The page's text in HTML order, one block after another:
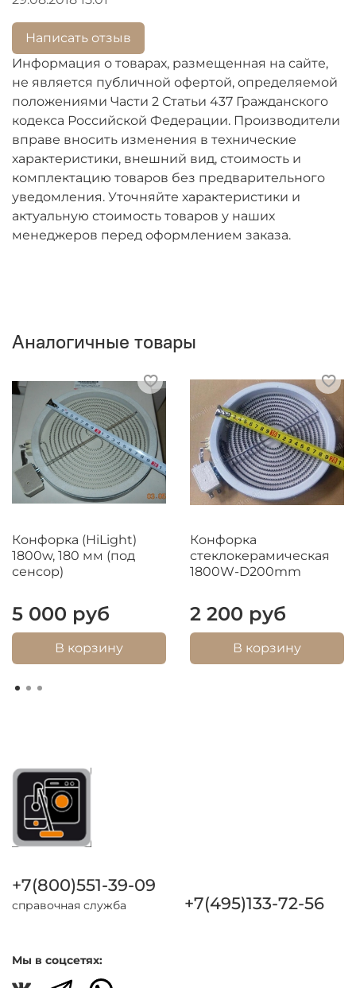
строку "модель".
Перед оформлением заказа, убедитесь,
пожалуйста, что не работает именно конфорка, а
не регулятор мощности.
Написать отзыв
Информация о товарах, размещенная на сайте,
не является публичной офертой, определяемой
положениями Части 2 Статьи 437 Гражданского
кодекса Российской Федерации. Производители
вправе вносить изменения в технические
характеристики, внешний вид, стоимость и
комплектацию товаров без предварительного
уведомления. Уточняйте характеристики и
актуальную стоимость товаров у наших
менеджеров перед оформлением заказа.
Аналогичные товары
Конфорка (HiLight)
1800w, 180 мм (под
сенсор)
5 000 руб
В корзину
Конфорка
стеклокерамическая
1800W-D200mm
2 200 руб
В корзину
+7(800)551-39-09
справочная служба +7(495)133-72-56
Мы в соцсетях: